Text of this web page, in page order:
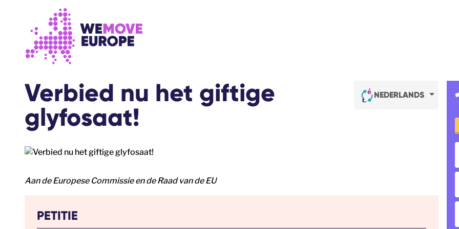
NEDERLANDS
Verbied nu het giftige
glyfosaat!
Aan de Europese Commissie en de Raad van de EU
PETITIE